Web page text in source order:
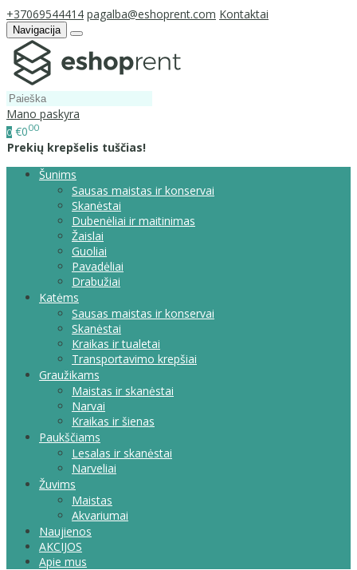
+37069544414 pagalba@eshoprent.com Kontaktai
Navigacija
Mano paskyra
0 €000
Prekių krepšelis tuščias!
Šunims
Sausas maistas ir konservai
Skanėstai
Dubenėliai ir maitinimas
Žaislai
Guoliai
Pavadėliai
Drabužiai
Katėms
Sausas maistas ir konservai
Skanėstai
Kraikas ir tualetai
Transportavimo krepšiai
Graužikams
Maistas ir skanėstai
Narvai
Kraikas ir šienas
Paukščiams
Lesalas ir skanėstai
Narveliai
Žuvims
Maistas
Akvariumai
Naujienos
AKCIJOS
Apie mus